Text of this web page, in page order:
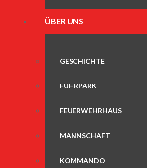
ÜBER UNS
GESCHICHTE
FUHRPARK
FEUERWEHRHAUS
MANNSCHAFT
KOMMANDO